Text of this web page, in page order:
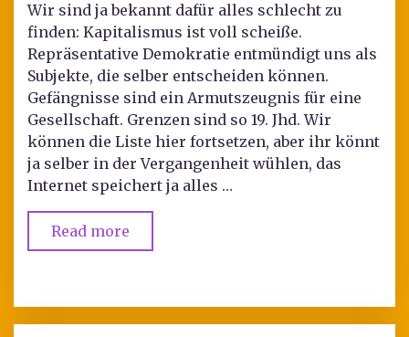
Wir sind ja bekannt dafür alles schlecht zu
finden: Kapitalismus ist voll scheiße.
Repräsentative Demokratie entmündigt uns als
Subjekte, die selber entscheiden können.
Gefängnisse sind ein Armutszeugnis für eine
Gesellschaft. Grenzen sind so 19. Jhd. Wir
können die Liste hier fortsetzen, aber ihr könnt
ja selber in der Vergangenheit wühlen, das
Internet speichert ja alles …
Read more